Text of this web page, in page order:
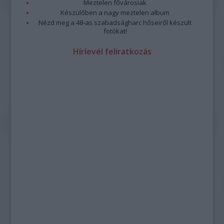
Meztelen fővárosiak
Készülőben a nagy meztelen album
Nézd meg a 48-as szabadságharc hőseiről készült
fotókat!
Hírlevél feliratkozás